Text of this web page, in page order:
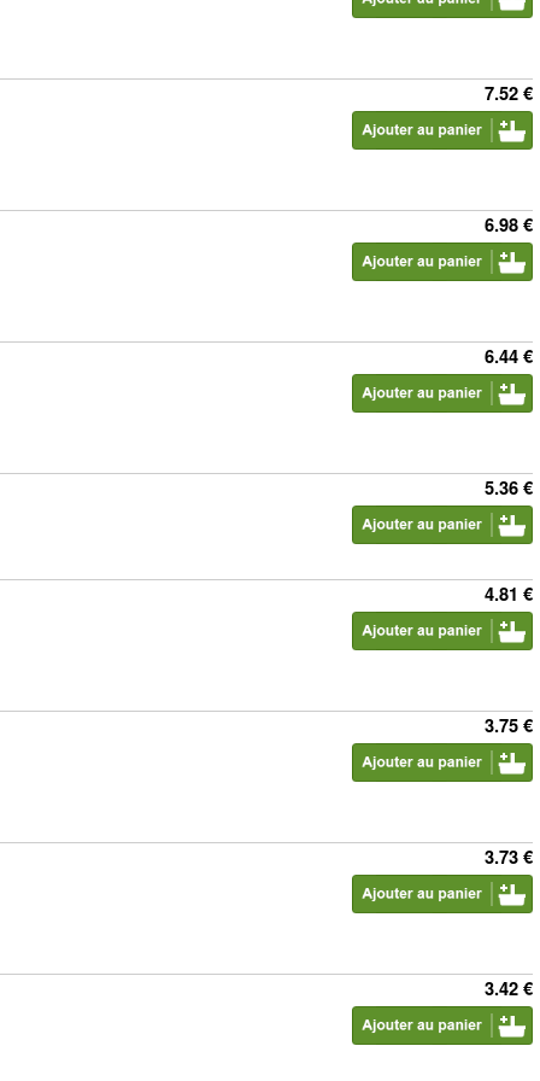
7.52 €
6.98 €
6.44 €
5.36 €
4.81 €
3.75 €
3.73 €
3.42 €